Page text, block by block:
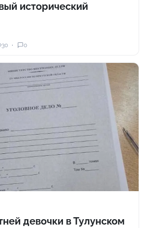
исторический
30 0
девочки в Тулунском